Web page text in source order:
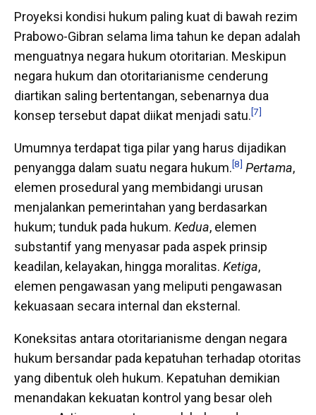
Proyeksi kondisi hukum paling kuat di bawah rezim
Prabowo-Gibran selama lima tahun ke depan adalah
menguatnya negara hukum otoritarian. Meskipun
negara hukum dan otoritarianisme cenderung
diartikan saling bertentangan, sebenarnya dua
konsep tersebut dapat diikat menjadi satu.[7]
Umumnya terdapat tiga pilar yang harus dijadikan
penyangga dalam suatu negara hukum.[8] Pertama,
elemen prosedural yang membidangi urusan
menjalankan pemerintahan yang berdasarkan
hukum; tunduk pada hukum. Kedua, elemen
substantif yang menyasar pada aspek prinsip
keadilan, kelayakan, hingga moralitas. Ketiga,
elemen pengawasan yang meliputi pengawasan
kekuasaan secara internal dan eksternal.
Koneksitas antara otoritarianisme dengan negara
hukum bersandar pada kepatuhan terhadap otoritas
yang dibentuk oleh hukum. Kepatuhan demikian
menandakan kekuatan kontrol yang besar oleh